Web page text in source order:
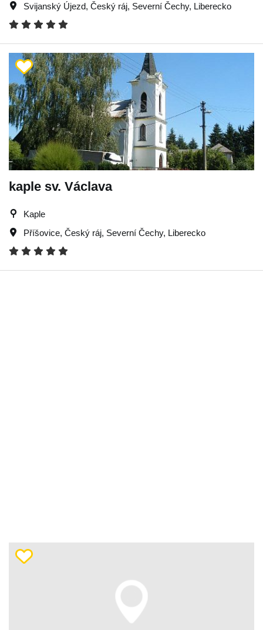
Svijanský Újezd, Český ráj, Severní Čechy, Liberecko
kaple sv. Václava
Kaple
Příšovice, Český ráj, Severní Čechy, Liberecko